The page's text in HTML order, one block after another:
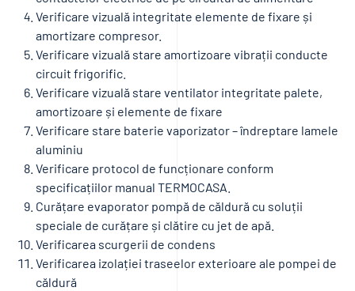
Verificare vizuală integritate elemente de fixare și
amortizare compresor.
Verificare vizuală stare amortizoare vibrații conducte
circuit frigorific.
Verificare vizuală stare ventilator integritate palete,
amortizoare și elemente de fixare
Verificare stare baterie vaporizator – îndreptare lamele
aluminiu
Verificare protocol de funcționare conform
specificațiilor manual TERMOCASA.
Curățare evaporator pompă de căldură cu soluții
speciale de curățare și clătire cu jet de apă.
Verificarea scurgerii de condens
Verificarea izolației traseelor exterioare ale pompei de
căldură